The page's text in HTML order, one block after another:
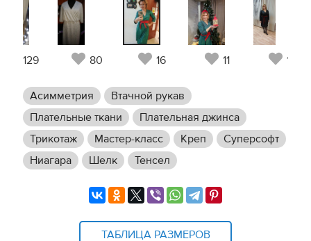
129 80 16 11 15
Асимметрия
Втачной рукав
Плательные ткани
Плательная джинса
Трикотаж
Мастер-класс Креп
Суперсофт
Ниагара
Шелк Тенсел
ТАБЛИЦА РАЗМЕРОВ